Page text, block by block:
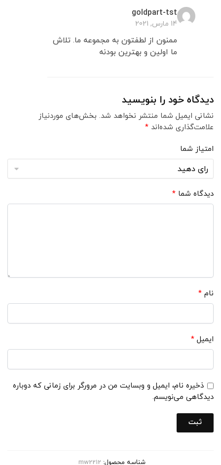
goldpart-tst
14 مارس, 2021
ممنون از لطفتون به مجموعه ما. تلاش
ما اولین و بهترین بودنه
دیدگاه خود را بنویسید
نشانی ایمیل شما منتشر نخواهد شد. بخش‌های موردنیاز
علامت‌گذاری شده‌اند *
امتیاز شما
دیدگاه شما *
نام *
ایمیل *
ذخیره نام، ایمیل و وبسایت من در مرورگر برای زمانی که دوباره
دیدگاهی می‌نویسم.
شناسه محصول: mw2212